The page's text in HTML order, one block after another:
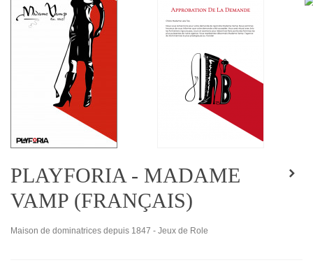
PLAYFORIA - MADAME
VAMP (FRANÇAIS)
Maison de dominatrices depuis 1847 - Jeux de Role